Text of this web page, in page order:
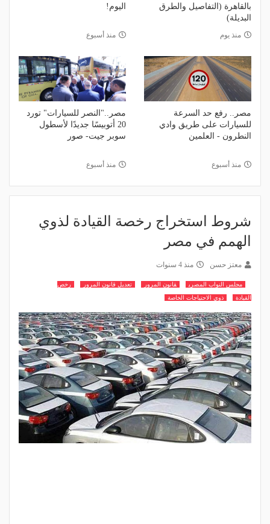
بالقاهرة (التفاصيل والطرق
البديلة)
منذ يوم
اليوم!
منذ أسبوع
مصر.. رفع حد السرعة
للسيارات على طريق وادي
النطرون - العلمين
منذ أسبوع
مصر.."النصر للسيارات" تورد
20 أتوبيسًا جديدًا لأسطول
سوبر جيت- صور
منذ أسبوع
شروط استخراج رخصة القيادة لذوي
الهمم في مصر
معتز حسن منذ 4 سنوات
مجلس النواب المصري قانون المرور تعديل قانون المرور
رخص
القيادة
ذوي الاحتياجات الخاصة